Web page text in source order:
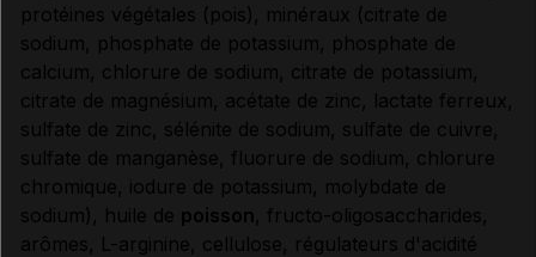
protéines végétales (pois), minéraux (citrate de
sodium, phosphate de potassium, phosphate de
calcium, chlorure de sodium, citrate de potassium,
citrate de magnésium, acétate de zinc, lactate ferreux,
sulfate de zinc, sélénite de sodium, sulfate de cuivre,
sulfate de manganèse, fluorure de sodium, chlorure
chromique, iodure de potassium, molybdate de
sodium), huile de poisson, fructo-oligosaccharides,
arômes, L-arginine, cellulose, régulateurs d'acidité